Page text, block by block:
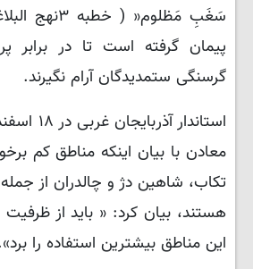
سَغَبِ مَظلوم‌« (
پیمان گرفته است تا در برابر
گرسنگی ستمدیدگان آرام نگیرند.
معادن با بیان اینکه مناطق کم
تکاب، شاهین دژ و چالدران از
هستند، بیان کرد: « باید از
این مناطق بیشترین استفاده را